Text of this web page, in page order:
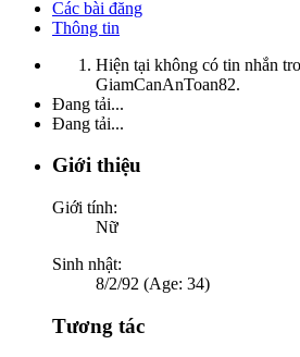
Các bài đăng
Thông tin
Hiện tại không có tin nhắn
GiamCanAnToan82.
Đang tải...
Đang tải...
Giới thiệu
Giới tính:
Nữ
Sinh nhật:
8/2/92 (Age: 34)
Tương tác